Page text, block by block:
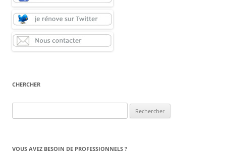
CHERCHER
VOUS AVEZ BESOIN DE PROFESSIONNELS ?